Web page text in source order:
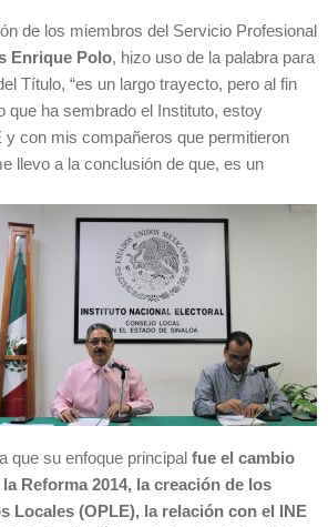
de los miembros del Servicio Profesional
Enrique Polo, hizo uso de la palabra para
Título, “es un largo trayecto, pero al fin
que ha sembrado el Instituto, estoy
y con mis compañeros que permitieron
llevo a la conclusión de que, es un
que su enfoque principal fue el cambio
Reforma 2014, la creación de los
Locales (OPLE), la relación con el INE